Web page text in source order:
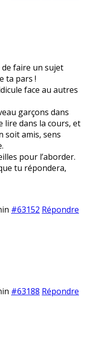
de faire un sujet
ta pars !
face au autres
garçons dans
lire dans la cours, et
soit amis, sens
pour l’aborder.
tu répondera,
#63152 Répondre
#63188 Répondre